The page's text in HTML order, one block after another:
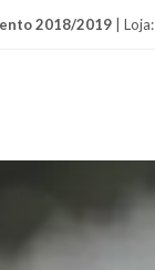
2018/2019 | Loja: